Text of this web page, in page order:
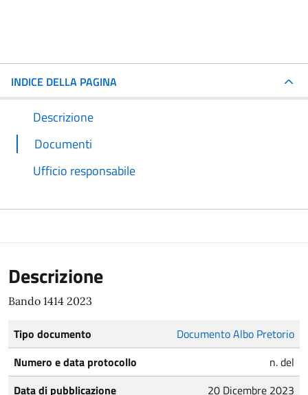
INDICE DELLA PAGINA
Descrizione
Documenti
Ufficio responsabile
Descrizione
Bando 1414 2023
Tipo documento
Documento Albo Pretorio
Numero e data protocollo
n. del
Data di pubblicazione
20 Dicembre 2023